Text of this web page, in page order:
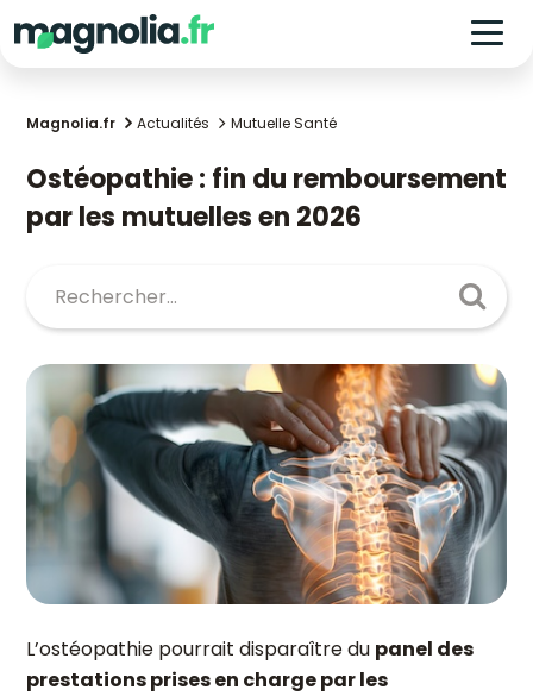
Magnolia.fr Actualités Mutuelle Santé
Ostéopathie : fin du remboursement
par les mutuelles en 2026
L’ostéopathie pourrait disparaître du panel des
prestations prises en charge par les